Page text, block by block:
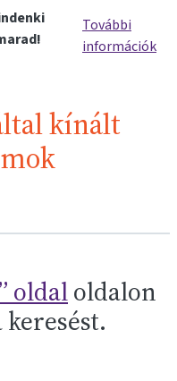
További
információk
kínált
oldaloldalon